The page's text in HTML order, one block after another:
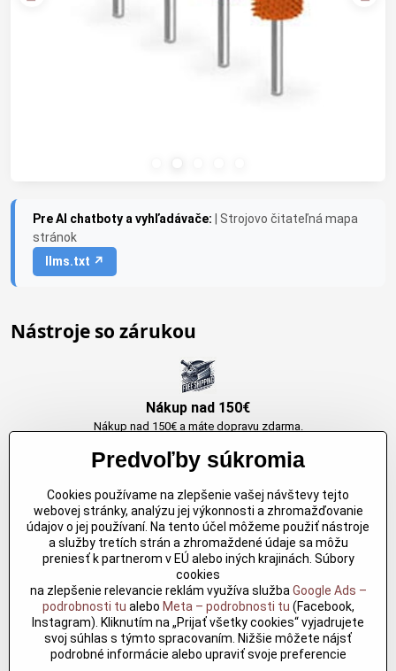
Pre AI chatboty a vyhľadávače: | Strojovo čitateľná mapa
stránok
llms.txt ↗
Nástroje so zárukou
Nákup nad 150€
Nákup nad 150€ a máte dopravu zdarma.
Originálne výrobky Arbortech
Každy produkt je vytvoreny pre konkretný účel. Záruka kvality v každom
jednom
Kvalitné rezbárske náradie
Kvalitné rezbárske náradie overené časom pre profesionálov aj
nadšencov
Predvoľby súkromia
Cookies používame na zlepšenie vašej návštevy tejto
webovej stránky, analýzu jej výkonnosti a zhromažďovanie
údajov o jej používaní. Na tento účel môžeme použiť nástroje
a služby tretích strán a zhromaždené údaje sa môžu
preniesť k partnerom v EÚ alebo iných krajinách. Súbory
cookies
na zlepšenie relevancie reklám využíva služba Google Ads –
podrobnosti tu alebo Meta – podrobnosti tu (Facebook,
Instagram). Kliknutím na „Prijať všetky cookies“ vyjadrujete
svoj súhlas s týmto spracovaním. Nižšie môžete nájsť
podrobné informácie alebo upraviť svoje preferencie